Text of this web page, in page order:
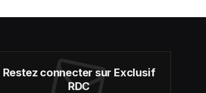
Restez connecter sur Exclusif
RDC